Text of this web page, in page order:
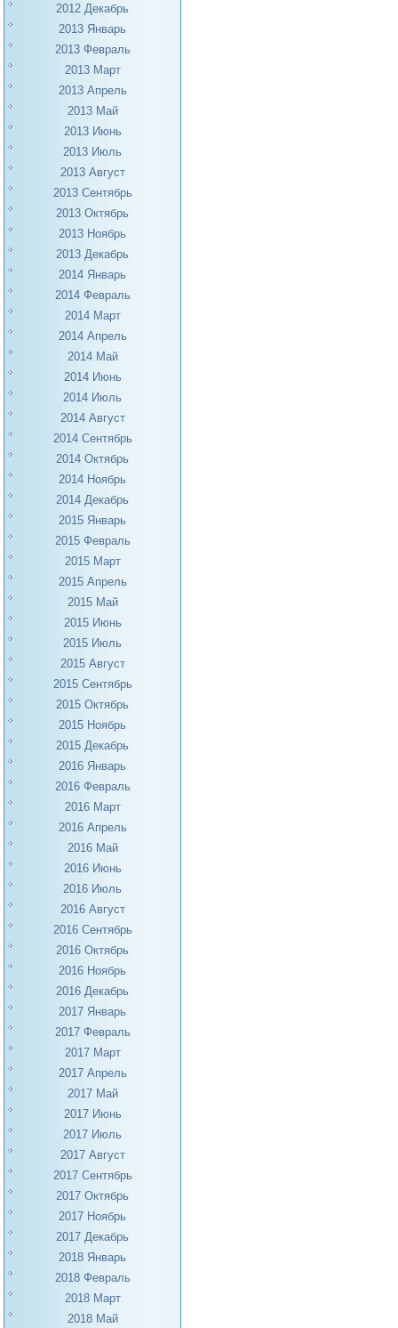
2012 Декабрь
2013 Январь
2013 Февраль
2013 Март
2013 Апрель
2013 Май
2013 Июнь
2013 Июль
2013 Август
2013 Сентябрь
2013 Октябрь
2013 Ноябрь
2013 Декабрь
2014 Январь
2014 Февраль
2014 Март
2014 Апрель
2014 Май
2014 Июнь
2014 Июль
2014 Август
2014 Сентябрь
2014 Октябрь
2014 Ноябрь
2014 Декабрь
2015 Январь
2015 Февраль
2015 Март
2015 Апрель
2015 Май
2015 Июнь
2015 Июль
2015 Август
2015 Сентябрь
2015 Октябрь
2015 Ноябрь
2015 Декабрь
2016 Январь
2016 Февраль
2016 Март
2016 Апрель
2016 Май
2016 Июнь
2016 Июль
2016 Август
2016 Сентябрь
2016 Октябрь
2016 Ноябрь
2016 Декабрь
2017 Январь
2017 Февраль
2017 Март
2017 Апрель
2017 Май
2017 Июнь
2017 Июль
2017 Август
2017 Сентябрь
2017 Октябрь
2017 Ноябрь
2017 Декабрь
2018 Январь
2018 Февраль
2018 Март
2018 Май